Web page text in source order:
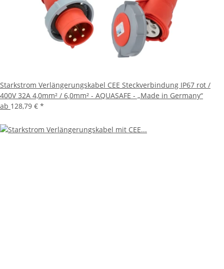
Starkstrom Verlängerungskabel CEE Steckverbindung IP67 rot /
400V 32A 4,0mm² / 6,0mm² - AQUASAFE - „Made in Germany“
ab 128,79 € *